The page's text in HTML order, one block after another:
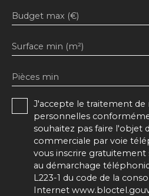
Budget max (€)
Surface min (m²)
Pièces min
J'accepte le traitement de
personnelles
souhaitez pas faire l'objet
commerciale par voie
vous inscrire
au démarchage
L223-1 du code de la
Internet